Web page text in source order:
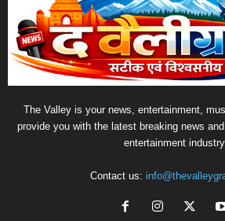
The Valley is your news, entertainment,
provide you with the latest breaking news
entertainment industry.
Contact us: